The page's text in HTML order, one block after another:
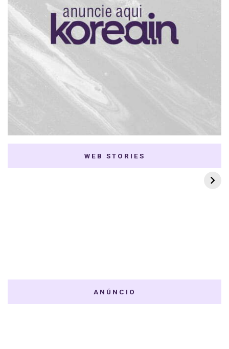
WEB STORIES
7 K-dramas Enemies
to Lovers
Thai Dramas com
First e Khaotung
ANÚNCIO